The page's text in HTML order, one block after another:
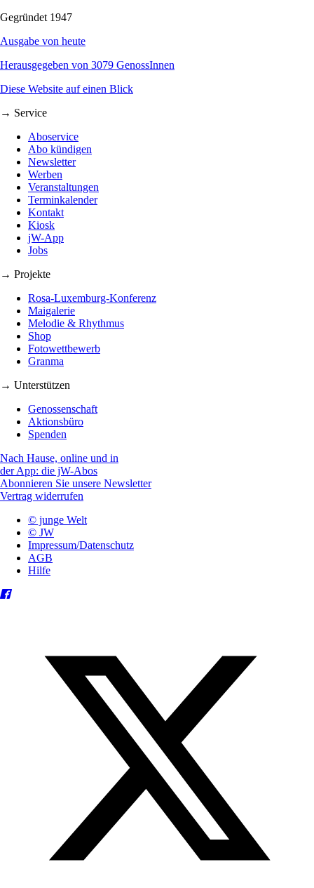
Gegründet 1947
Ausgabe von heute
Herausgegeben von 3079 GenossInnen
Diese Website auf einen Blick
→ Service
Aboservice
Abo kündigen
Newsletter
Werben
Veranstaltungen
Terminkalender
Kontakt
Kiosk
jW-App
Jobs
→ Projekte
Rosa-Luxemburg-Konferenz
Maigalerie
Melodie & Rhythmus
Shop
Fotowettbewerb
Granma
→ Unterstützen
Genossenschaft
Aktionsbüro
Spenden
Nach Hause, online und in
der App: die jW-Abos
Abonnieren Sie unsere Newsletter
Vertrag widerrufen
© junge Welt
© JW
Impressum/Datenschutz
AGB
Hilfe